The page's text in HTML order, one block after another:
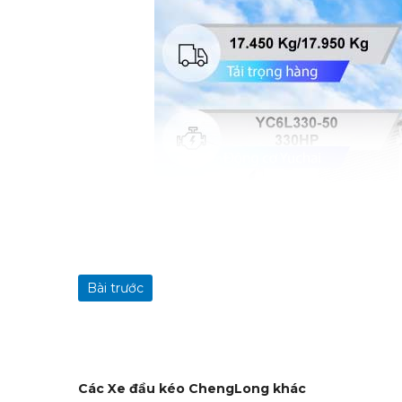
Bài trước
Các Xe đầu kéo ChengLong khác